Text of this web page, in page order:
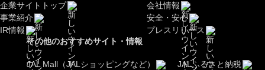
企業サイトトップ
会社情報
事業紹介
安全・安心
IR情報
プレスリリース
その他のおすすめサイト・情報
JAL Mall（JALショッピングなど）
JALふるさと納税